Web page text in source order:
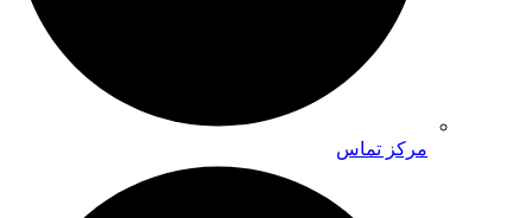
مرکز تماس